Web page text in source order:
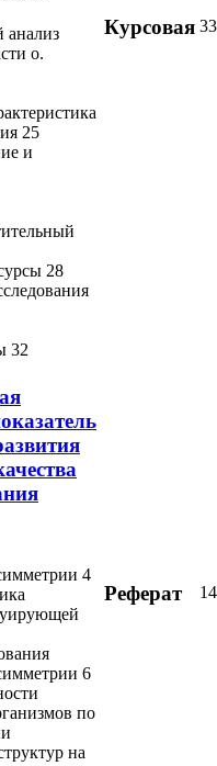
анализ
о.
25
и
28
32
Курсовая 33
4
6
по
на
Реферат 14